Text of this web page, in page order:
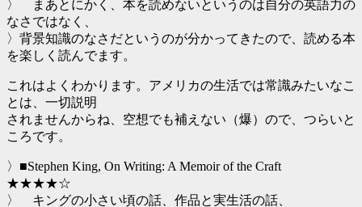
〉 まあとにかく、本を読めないというのは自分の英語力の
なさではなく、
〉背景知識のなさだというのが分かってきたので、読める本
を楽しく読んでます。
これはよくわかります。アメリカの生活では常識みたいなこ
とは、一切説明
されませんからね、空想でも補えない（爆）ので、つらいと
ころです。
〉■Stephen King, On Writing: A Memoir of the Craft
★★★★☆
〉 キングの小さい頃の話、作品と実生活の話、